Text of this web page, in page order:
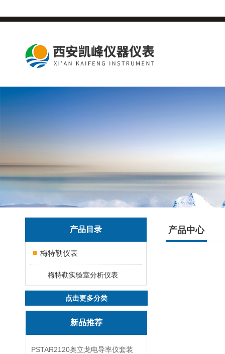
产品目录
梅特勒仪表
梅特勒实验室分析仪表
点击更多分类
新品推荐
PSTAR2120奥立龙电导率仪套装
产品中心